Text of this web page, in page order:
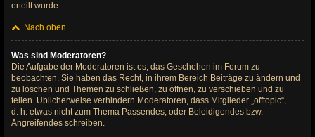
erteilt wurde.
Nach oben
Was sind Moderatoren?
Die Aufgabe der Moderatoren ist es, das Geschehen im Forum zu
beobachten. Sie haben das Recht, in ihrem Bereich Beiträge zu ändern und
zu löschen und Themen zu schließen, zu öffnen, zu verschieben und zu
teilen. Üblicherweise verhindern Moderatoren, dass Mitglieder „offtopic“,
d. h. etwas nicht zum Thema Passendes, oder Beleidigendes bzw.
Angreifendes schreiben.